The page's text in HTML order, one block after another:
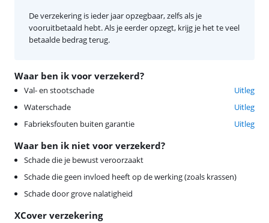
Waar ben ik voor verzekerd?
Val- en stootschade
Uitleg
Waterschade
Uitleg
Fabrieksfouten buiten garantie
Uitleg
Waar ben ik niet voor verzekerd?
Schade die je bewust veroorzaakt
Schade die geen invloed heeft op de werking (zoals krassen)
Schade door grove nalatigheid
XCover verzekering
De verzekering is ieder jaar opzegbaar, zelfs als je
vooruitbetaald hebt. Als je eerder opzegt, krijg je het te veel
betaalde bedrag terug.